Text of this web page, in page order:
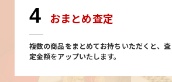
4 おまとめ査定
複数の商品をまとめてお持ちいただくと、査
定金額をアップいたします。